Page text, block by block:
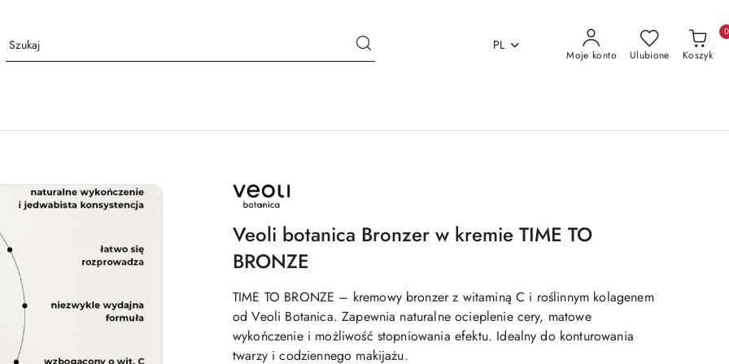
PL
Moje konto Ulubione Koszyk
0
NAZWA
PRODUCENTA:
VEOLI
BOTANICA
Veoli botanica Bronzer w kremie TIME TO
BRONZE
TIME TO BRONZE – kremowy bronzer z witaminą C i roślinnym kolagenem
od Veoli Botanica. Zapewnia naturalne ocieplenie cery, matowe
wykończenie i możliwość stopniowania efektu. Idealny do konturowania
twarzy i codziennego makijażu.